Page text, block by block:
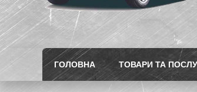
ГОЛОВНА ТОВАРИ ТА